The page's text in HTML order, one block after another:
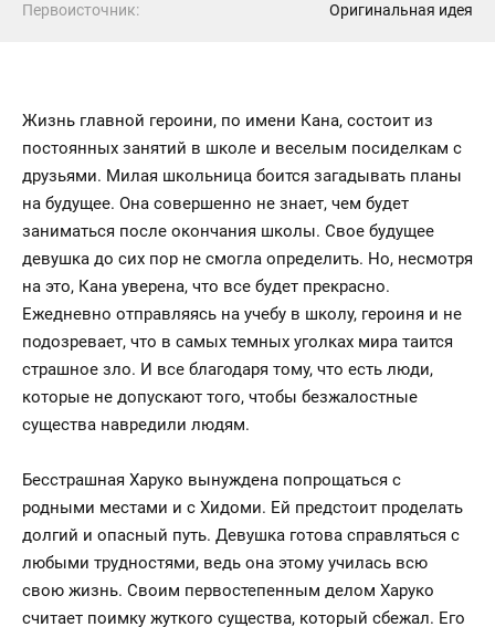
Первоисточник:
Оригинальная идея
Жизнь главной героини, по имени Кана, состоит из
постоянных занятий в школе и веселым посиделкам с
друзьями. Милая школьница боится загадывать планы
на будущее. Она совершенно не знает, чем будет
заниматься после окончания школы. Свое будущее
девушка до сих пор не смогла определить. Но, несмотря
на это, Кана уверена, что все будет прекрасно.
Ежедневно отправляясь на учебу в школу, героиня и не
подозревает, что в самых темных уголках мира таится
страшное зло. И все благодаря тому, что есть люди,
которые не допускают того, чтобы безжалостные
существа навредили людям.
Бесстрашная Харуко вынуждена попрощаться с
родными местами и с Хидоми. Ей предстоит проделать
долгий и опасный путь. Девушка готова справляться с
любыми трудностями, ведь она этому училась всю
свою жизнь. Своим первостепенным делом Харуко
считает поимку жуткого существа, который сбежал. Его